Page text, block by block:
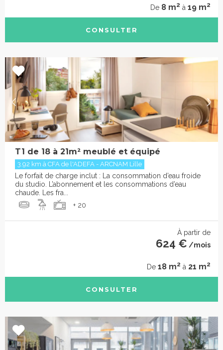
De 8 m2 à 19 m2
CONSULTER
T1 de 18 à 21m² meublé et équipé
3.92 km à CFA de l'ADEFA - ARCNAM Lille
Le forfait de charge inclut : La consommation d’eau froide
du studio. L’abonnement et les consommations d’eau
chaude. Les fra...
+ 20
À partir de
624 € /mois
De 18 m2 à 21 m2
CONSULTER